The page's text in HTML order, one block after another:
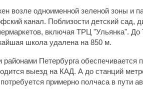
возле одноименной зеленой зоны и
канал. Поблизости детский сад,
включая ТРЦ "Ульянка".
школа удалена на 850 м.
Петербурга обеспечивается
выезд на КАД. А до станций
примерно полчаса в пути